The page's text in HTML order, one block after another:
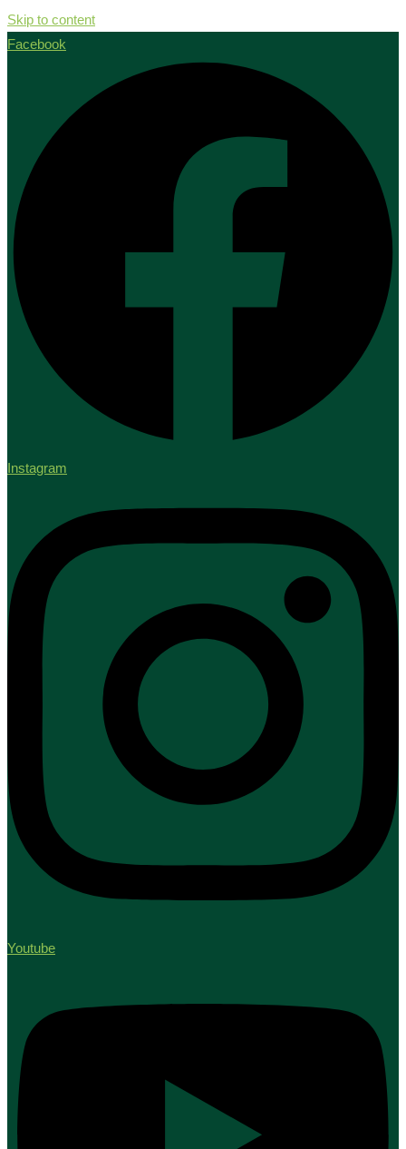
Skip to content
Facebook
Instagram
Youtube